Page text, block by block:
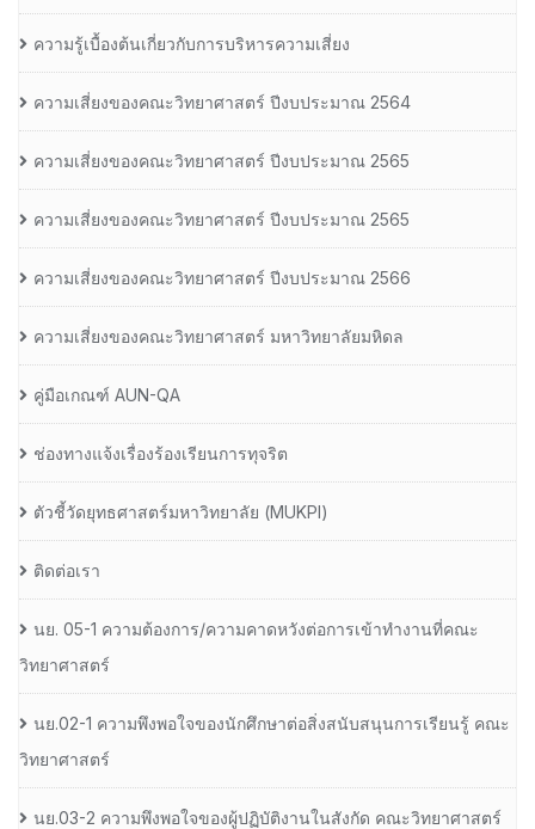
ความรู้เบื้องต้นเกี่ยวกับการบริหารความเสี่ยง
ความเสี่ยงของคณะวิทยาศาสตร์ ปีงบประมาณ 2564
ความเสี่ยงของคณะวิทยาศาสตร์ ปีงบประมาณ 2565
ความเสี่ยงของคณะวิทยาศาสตร์ ปีงบประมาณ 2565
ความเสี่ยงของคณะวิทยาศาสตร์ ปีงบประมาณ 2566
ความเสี่ยงของคณะวิทยาศาสตร์ มหาวิทยาลัยมหิดล
คู่มือเกณฑ์ AUN-QA
ช่องทางแจ้งเรื่องร้องเรียนการทุจริต
ตัวชี้วัดยุทธศาสตร์มหาวิทยาลัย (MUKPI)
ติดต่อเรา
นย. 05-1 ความต้องการ/ความคาดหวังต่อการเข้าทำงานที่คณะ
วิทยาศาสตร์
นย.02-1 ความพึงพอใจของนักศึกษาต่อสิ่งสนับสนุนการเรียนรู้ คณะ
วิทยาศาสตร์
นย.03-2 ความพึงพอใจของผู้ปฏิบัติงานในสังกัด คณะวิทยาศาสตร์